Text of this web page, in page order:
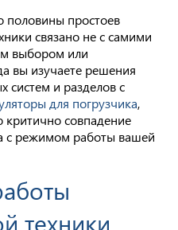
половины простоев
связано не с самими
выбором или
вы изучаете решения
систем и разделов с
для погрузчика,
критично совпадение
с режимом работы вашей
техники